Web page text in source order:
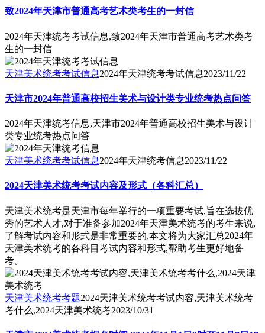
致2024年天津市普通高考艺术类考生的一封信
2024年天津统考考试信息,致2024年天津市普通高考艺术类考
生的一封信
天津美术统考考试信息2024年天津统考考试信息2023/11/22
天津市2024年普通高校招生美术与设计类专业统考热点问答
2024年天津统考信息,天津市2024年普通高校招生美术与设计
类专业统考热点问答
天津美术统考考试信息2024年天津统考信息2023/11/22
2024天津美术统考考试内容及形式（各科汇总）
天津美术统考是天津市每年举行的一项重要考试,旨在选拔优
秀的艺术人才,对于准备参加2024年天津美术统考的考生来说,
了解考试内容和形式是非常重要的,本文将为大家汇总2024年
天津美术统考的各科目考试内容和形式,帮助考生更好地备
考。
天津美术统考考题2024天津美术统考考试内容,天津美术统考
考什么,2024天津美术统考2023/10/31